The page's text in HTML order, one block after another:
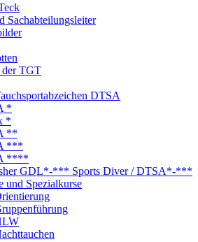
Sachabteilungsleiter
der TGT
DTSA
*
*
**
***
****
GDL*-*** Sports Diver / DTSA*-***
und Spezialkurse